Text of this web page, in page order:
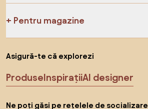
Pentru magazine
Asigură-te că explorezi
ProduseInspirațiiAI designer
Ne poți găsi pe rețelele de socializare